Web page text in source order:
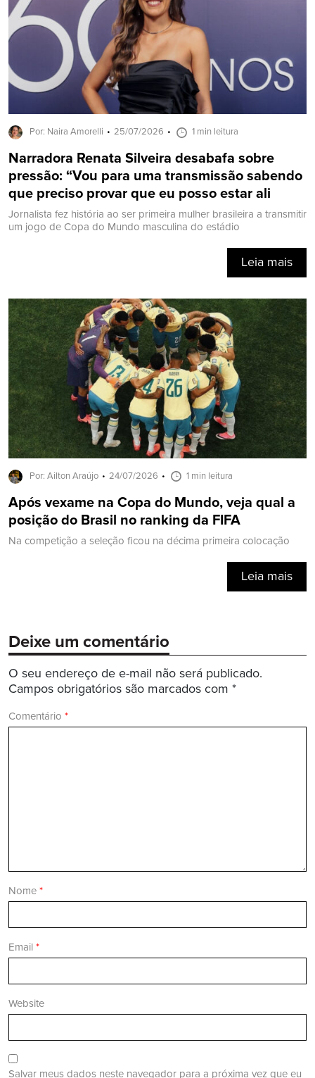
Por: Naira Amorelli 25/07/2026 1 min leitura
Narradora Renata Silveira desabafa sobre
pressão: “Vou para uma transmissão sabendo
que preciso provar que eu posso estar ali
Jornalista fez história ao ser primeira mulher brasileira a transmitir
um jogo de Copa do Mundo masculina do estádio
Leia mais
Por: Ailton Araújo 24/07/2026 1 min leitura
Após vexame na Copa do Mundo, veja qual a
posição do Brasil no ranking da FIFA
Na competição a seleção ficou na décima primeira colocação
Leia mais
Deixe um comentário
O seu endereço de e-mail não será publicado.
Campos obrigatórios são marcados com *
Comentário *
Nome *
Email *
Website
Salvar meus dados neste navegador para a próxima vez que eu